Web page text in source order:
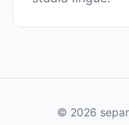
© 2026